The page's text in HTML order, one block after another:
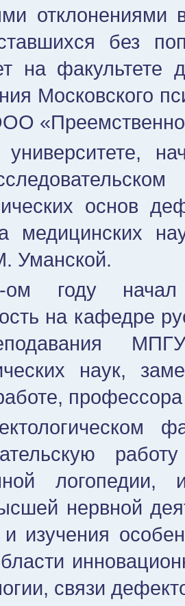
отклонениями
без
на факультете
Московского
основ
медицинских
Уманской.
году начал
на кафедре
наук,
логопедии,
нервной
и изучения
связи